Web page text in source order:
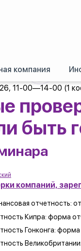
компания
семинары и обучение
11-00—14-00 (1
быть
компаний,
отчетность:
Кипра: форма
Гонконга: